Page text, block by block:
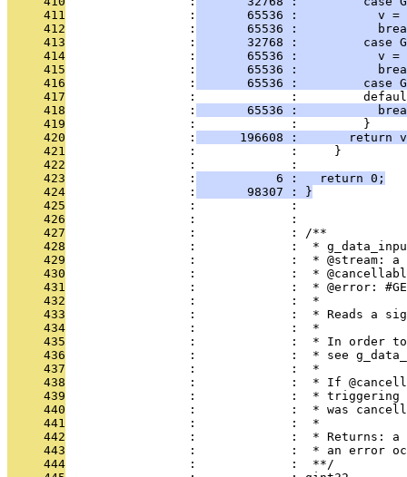
     411
                 :
65536 :           v =
     412
                 :
65536 :
     413
                 :
32768 :         case
     414
                 :
65536 :           v =
     415
                 :
65536 :
     416
                 :
65536 :         case
     417
:             :
     418
                 :
65536 :
     419
                 :             :         }
     420
                 :
196608 :       return
     421
                 :             :     }
     422
                 :             :
     423
                 :
           6 :   return 0;
     424
                 :
       98307 : }
     425
                 :             :
     426
                 :             :
     427
                 :             : /**
     428
:             :  *
     429
:             :  * @stream: a
     430
:             :  *
     431
:             :  * @error:
     432
                 :             :  *
     433
:             :  * Reads a
     434
                 :             :  *
     435
:             :  * In order
     436
:             :  * see
     437
                 :             :  *
     438
:             :  * If
     439
:             :  *
     440
:             :  * was
     441
                 :             :  *
     442
:             :  * Returns:
     443
:             :  * an error
     444
                 :             :  **/